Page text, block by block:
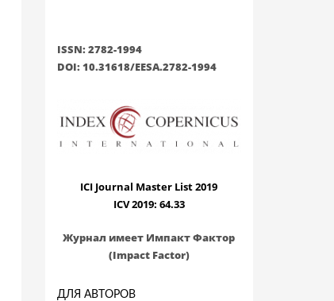
ISSN: 2782-1994
DOI: 10.31618/EESA.2782-1994
ICI Journal Master List 2019
ICV 2019: 64.33
Журнал имеет Импакт Фактор
(Impact Factor)
ДЛЯ АВТОРОВ